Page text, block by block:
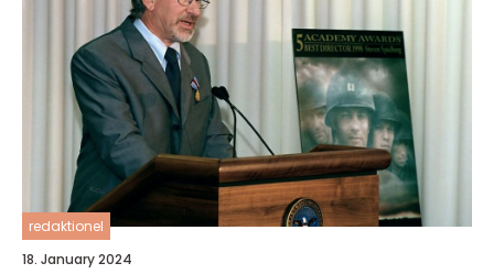
redaktionel
18. January 2024